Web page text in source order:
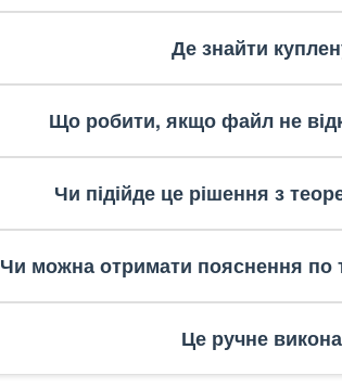
Де знайти
Що робити, якщо файл не
Чи підійде це рішення з
Чи можна отримати пояснення по
Це ручне